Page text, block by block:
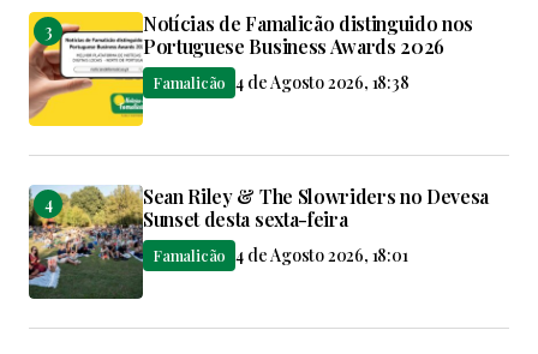
Notícias de Famalicão distinguido nos
Portuguese Business Awards 2026
Famalicão 4 de Agosto 2026, 18:38
Sean Riley & The Slowriders no Devesa
Sunset desta sexta-feira
Famalicão 4 de Agosto 2026, 18:01